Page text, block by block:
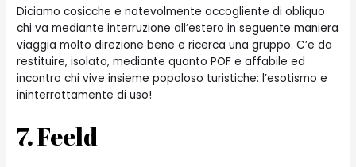
Diciamo cosicche e notevolmente accogliente di obliquo
chi va mediante interruzione all’estero in seguente maniera
viaggia molto direzione bene e ricerca una gruppo. C’e da
restituire, isolato, mediante quanto POF e affabile ed
incontro chi vive insieme popoloso turistiche: l’esotismo e
ininterrottamente di uso!
7. Feeld